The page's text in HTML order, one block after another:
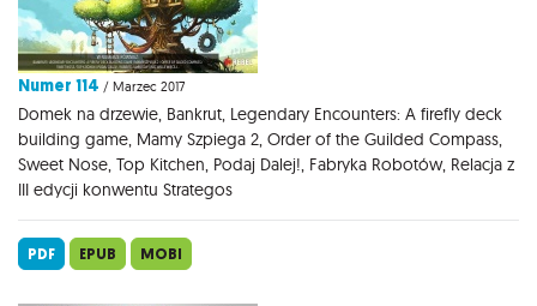
Numer 114 / Marzec 2017
Domek na drzewie, Bankrut, Legendary Encounters: A firefly deck
building game, Mamy Szpiega 2, Order of the Guilded Compass,
Sweet Nose, Top Kitchen, Podaj Dalej!, Fabryka Robotów, Relacja z
III edycji konwentu Strategos
PDF EPUB MOBI